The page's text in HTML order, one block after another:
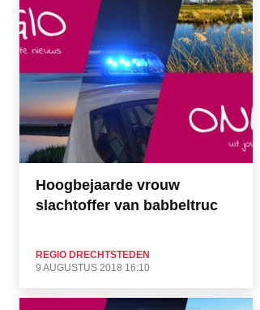
Hoogbejaarde vrouw
slachtoffer van babbeltruc
REGIO DRECHTSTEDEN
9 AUGUSTUS 2018 16:10